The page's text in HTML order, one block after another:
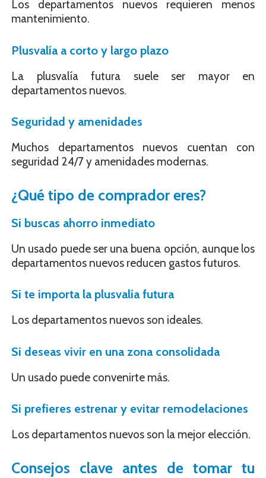
Los departamentos nuevos requieren menos
mantenimiento.
Plusvalía a corto y largo plazo
La plusvalía futura suele ser mayor en
departamentos nuevos.
Seguridad y amenidades
Muchos departamentos nuevos cuentan con
seguridad 24/7 y amenidades modernas.
¿Qué tipo de comprador eres?
Si buscas ahorro inmediato
Un usado puede ser una buena opción, aunque los
departamentos nuevos reducen gastos futuros.
Si te importa la plusvalía futura
Los departamentos nuevos son ideales.
Si deseas vivir en una zona consolidada
Un usado puede convenirte más.
Si prefieres estrenar y evitar remodelaciones
Los departamentos nuevos son la mejor elección.
Consejos clave antes de tomar tu